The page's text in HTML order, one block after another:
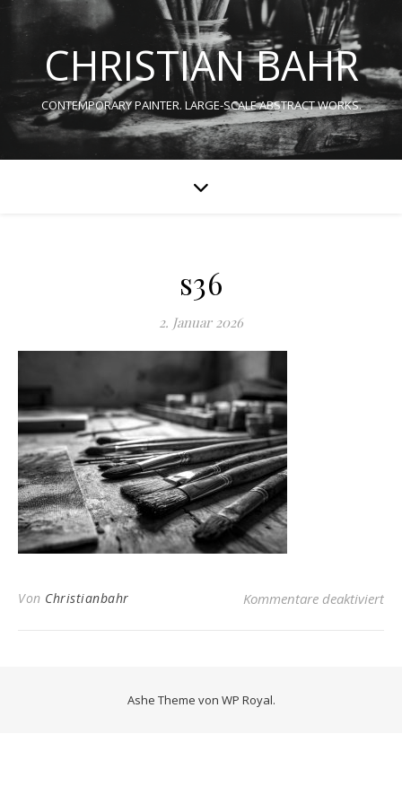
CHRISTIAN BAHR
CONTEMPORARY PAINTER. LARGE-SCALE ABSTRACT WORKS.
s36
2. Januar 2026
Von Christianbahr Kommentare deaktiviertfür
Ashe Theme von WP Royal.